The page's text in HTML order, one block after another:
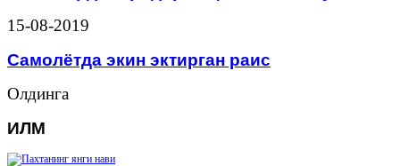
15-08-2019
Самолётда экин эктирган раис
Олдинга
ИЛМ